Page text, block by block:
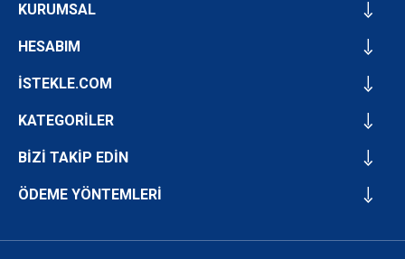
KURUMSAL
HESABIM
İSTEKLE.COM
KATEGORİLER
BİZİ TAKİP EDİN
ÖDEME YÖNTEMLERİ